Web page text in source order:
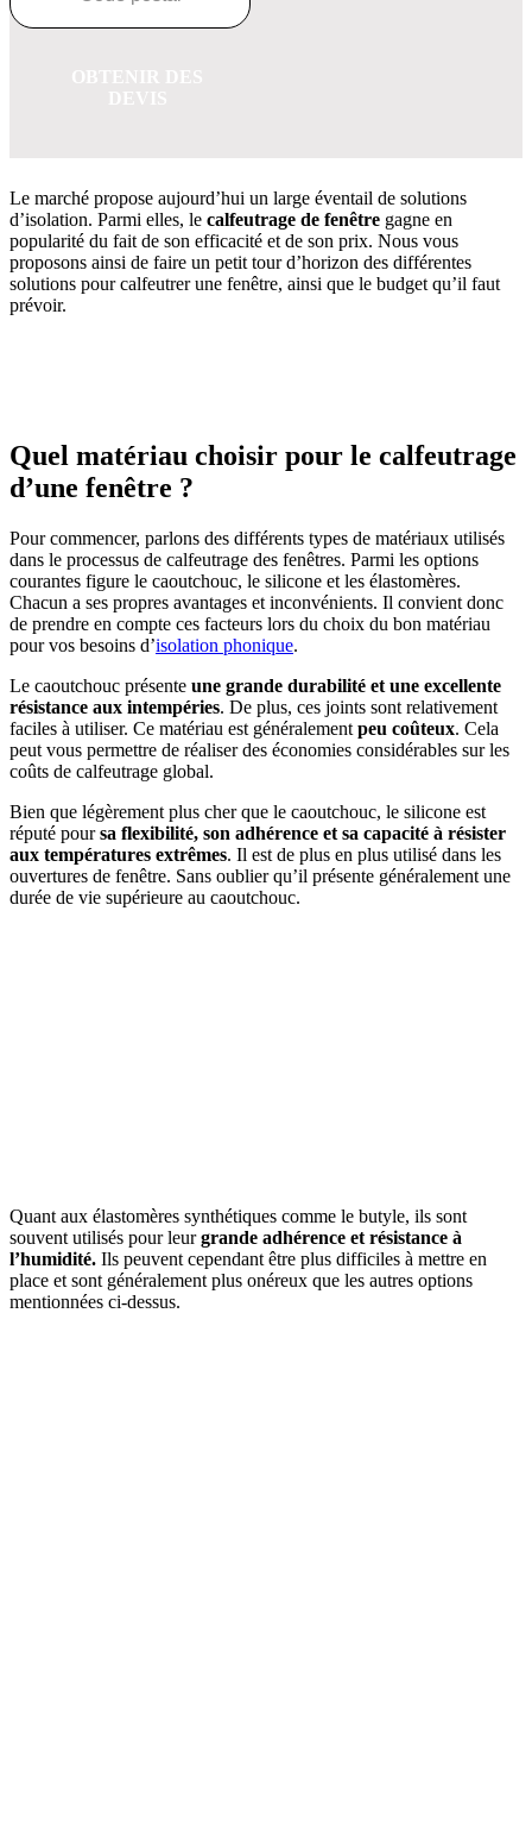
Le marché propose aujourd’hui un large éventail de solutions
d’isolation. Parmi elles, le calfeutrage de fenêtre gagne en
popularité du fait de son efficacité et de son prix. Nous vous
proposons ainsi de faire un petit tour d’horizon des différentes
solutions pour calfeutrer une fenêtre, ainsi que le budget qu’il faut
prévoir.
Quel matériau choisir pour le calfeutrage
d’une fenêtre ?
Pour commencer, parlons des différents types de matériaux utilisés
dans le processus de calfeutrage des fenêtres. Parmi les options
courantes figure le caoutchouc, le silicone et les élastomères.
Chacun a ses propres avantages et inconvénients. Il convient donc
de prendre en compte ces facteurs lors du choix du bon matériau
pour vos besoins d’isolation phonique.
Le caoutchouc présente une grande durabilité et une excellente
résistance aux intempéries. De plus, ces joints sont relativement
faciles à utiliser. Ce matériau est généralement peu coûteux. Cela
peut vous permettre de réaliser des économies considérables sur les
coûts de calfeutrage global.
Bien que légèrement plus cher que le caoutchouc, le silicone est
réputé poursa flexibilité, son adhérence et sa capacité à résister
aux températures extrêmes. Il est de plus en plus utilisé dans les
ouvertures de fenêtre. Sans oublier qu’il présente généralement une
durée de vie supérieure au caoutchouc.
Quant aux élastomères synthétiques comme le butyle, ils sont
souvent utilisés pour leurgrande adhérence et résistance à
l’humidité. Ils peuvent cependant être plus difficiles à mettre en
place et sont généralement plus onéreux que les autres options
mentionnées ci-dessus.